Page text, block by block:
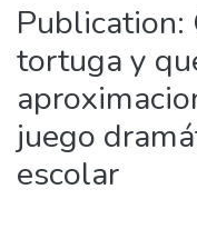
Publication:
tortuga y
juego
escolar